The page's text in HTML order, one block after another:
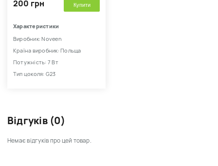
200 грн Купити
Характеристики
Виробник: Noveen
Країна виробник: Польща
Потужність: 7 Вт
Тип цоколя: G23
Відгуків (0)
Немає відгуків про цей товар.